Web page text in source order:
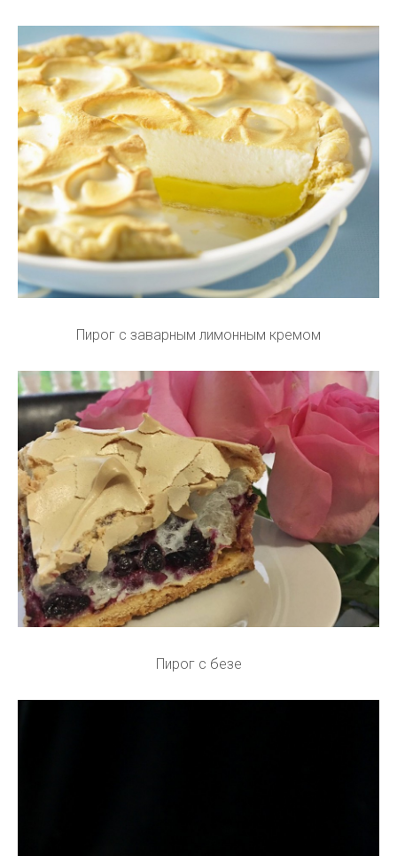
Пирог с заварным лимонным кремом
Пирог с безе